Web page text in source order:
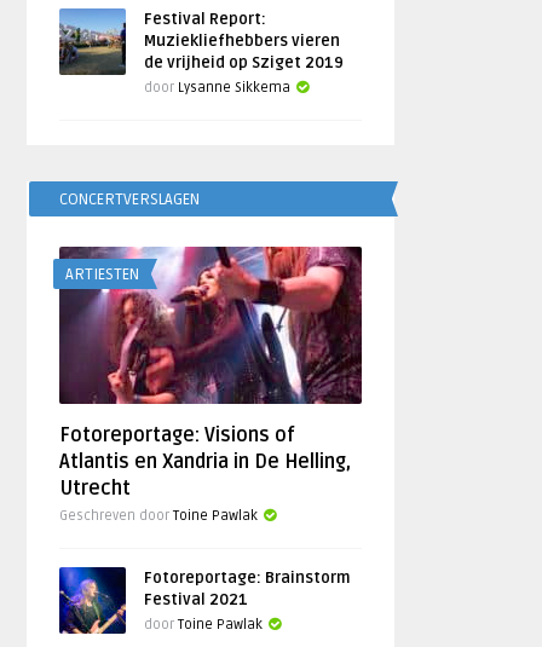
Festival Report:
Muziekliefhebbers vieren
de vrijheid op Sziget 2019
door Lysanne Sikkema
CONCERTVERSLAGEN
ARTIESTEN
Fotoreportage: Visions of
Atlantis en Xandria in De Helling,
Utrecht
Geschreven doorToine Pawlak
Fotoreportage: Brainstorm
Festival 2021
doorToine Pawlak